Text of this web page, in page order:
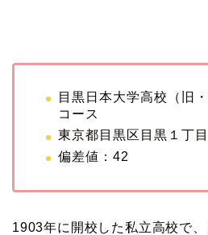
目黒日本大学高校（旧
コース
東京都目黒区目黒１丁
偏差値：42
1903年に開校した私立高校で